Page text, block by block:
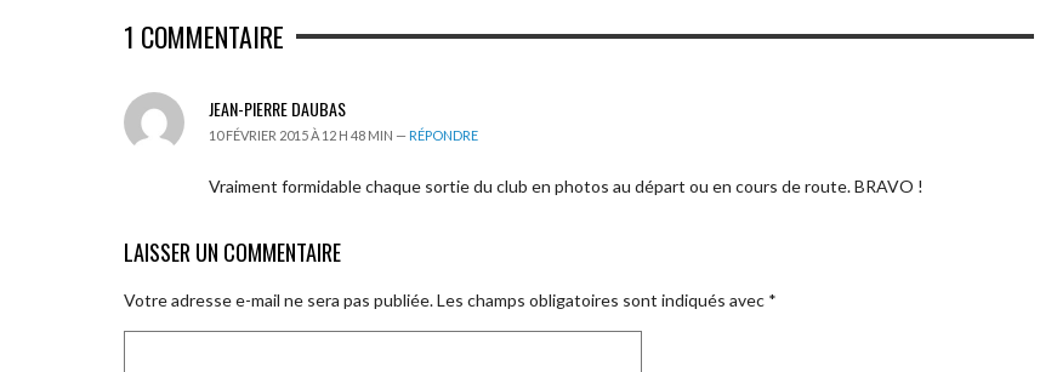
1 COMMENTAIRE
JEAN-PIERRE DAUBAS
10 FÉVRIER 2015 À 12 H 48 MIN — RÉPONDRE
Vraiment formidable chaque sortie du club en photos au départ ou en cours de route. BRAVO !
LAISSER UN COMMENTAIRE
Votre adresse e-mail ne sera pas publiée.Les champs obligatoires sont indiqués avec *